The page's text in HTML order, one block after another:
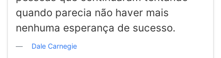
quando parecia não haver mais
nenhuma esperança de sucesso.
Dale Carnegie